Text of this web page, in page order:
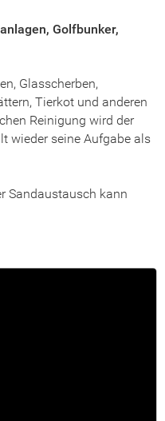
Golfbunker,
Glasscherben,
Tierkot und anderen
Reinigung wird der
wieder seine Aufgabe als
Sandaustausch kann